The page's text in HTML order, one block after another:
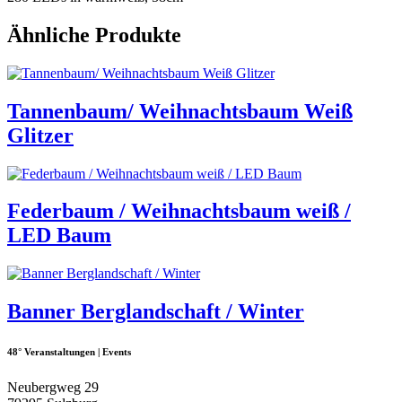
Ähnliche Produkte
Tannenbaum/ Weihnachtsbaum Weiß
Glitzer
Federbaum / Weihnachtsbaum weiß /
LED Baum
Banner Berglandschaft / Winter
48° Veranstaltungen | Events
Neubergweg 29